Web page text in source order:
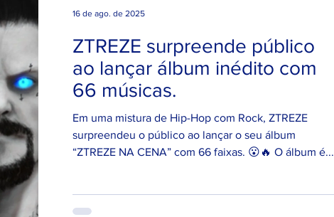
ZTREZE surpreende público
ao lançar álbum inédito com
66 músicas.
Em uma mistura de Hip-Hop com Rock, ZTREZE
surpreendeu o público ao lançar o seu álbum
“ZTREZE NA CENA” com 66 faixas. 😮🔥 O álbum é...
16 de ago. de 2025